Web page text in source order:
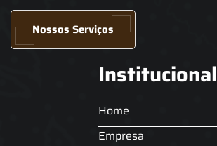
Nossos Serviços
Institucional
Home
Empresa